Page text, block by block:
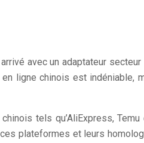
avec un adaptateur
ligne chinois est
tels qu’AliExpress,
plateformes et leurs